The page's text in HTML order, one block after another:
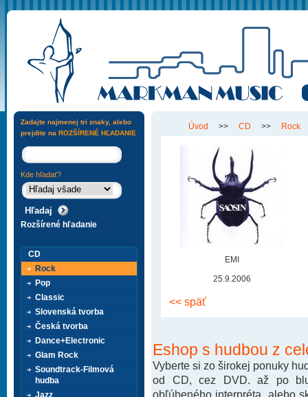
Úvod >> CD >> Rock
EMI
25.9.2006
<< späť
Eshop s hudbou z
Vyberte si zo širokej ponuky
od CD, cez DVD. až po
obľúbeného interpréta, alebo
Zadajte najmenej tri znaky, alebo
prejdite na ROZŠÍRENÉ HĽADANIE
Kde hľadať?
Rozšírené hľadanie
CD
Rock
Pop
Classic
Slovenská tvorba
Česká tvorba
Dance+Electronic
Glam Rock
Soundtrack-Filmová
hudba
Jazz